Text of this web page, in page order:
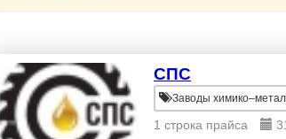
СПС
Заводы
1 строка прайса